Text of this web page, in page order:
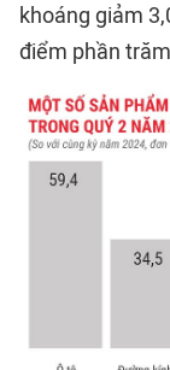
khoáng giảm
điểm phần